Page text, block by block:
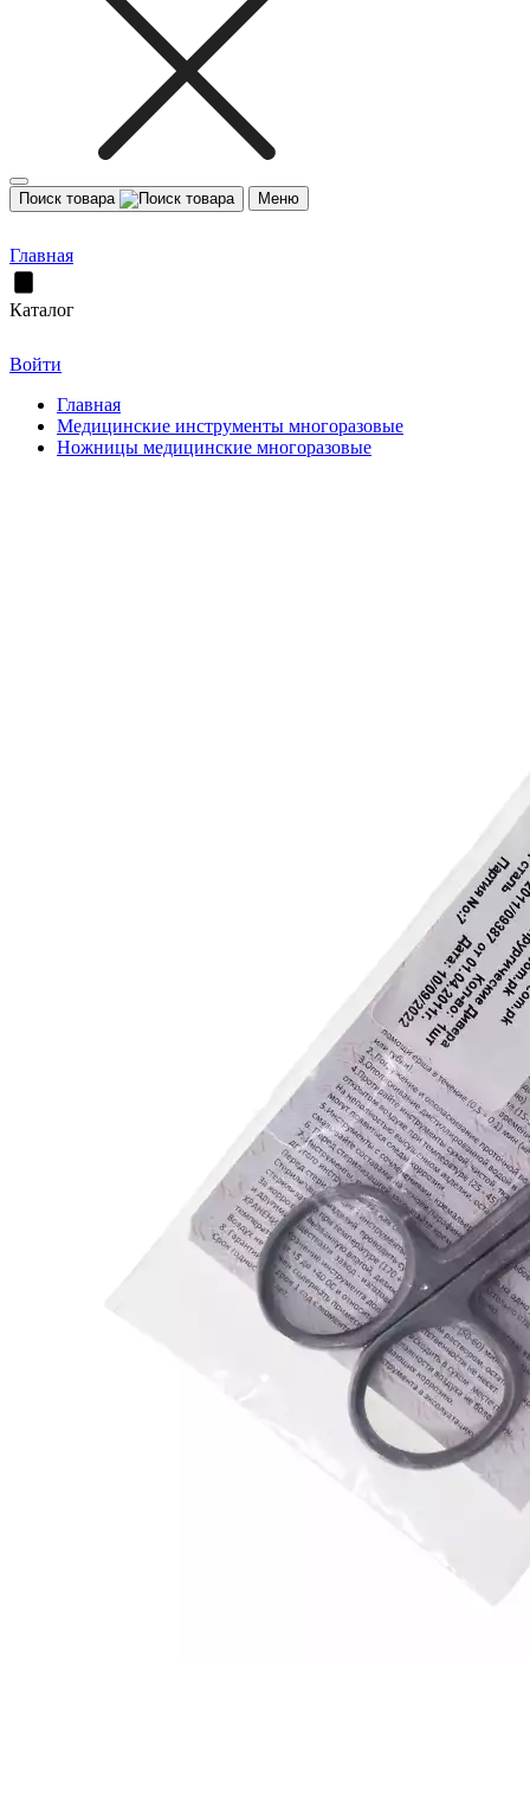
Поиск товара Меню
Главная
Каталог
Войти
Главная
Медицинские инструменты многоразовые
Ножницы медицинские многоразовые